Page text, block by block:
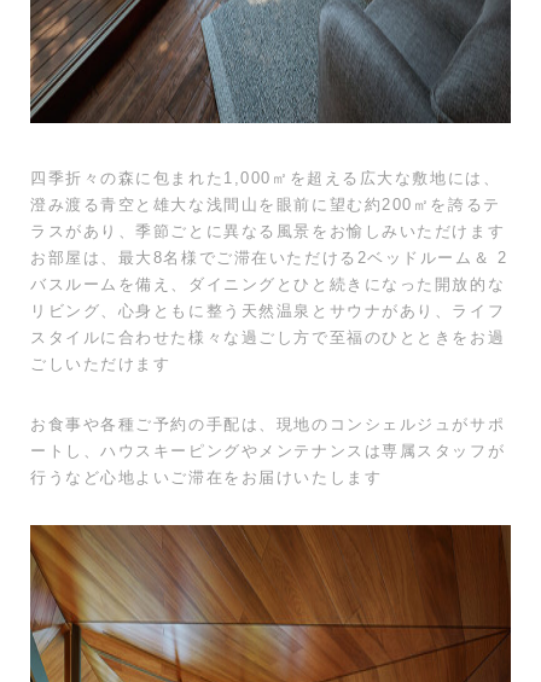
四季折々の森に包まれた1,000㎡を超える広大な敷地には、
澄み渡る青空と雄大な浅間山を眼前に望む約200㎡を誇るテ
ラスがあり、季節ごとに異なる風景をお愉しみいただけます
お部屋は、最大8名様でご滞在いただける2ベッドルーム＆ 2
バスルームを備え、ダイニングとひと続きになった開放的な
リビング、心身ともに整う天然温泉とサウナがあり、ライフ
スタイルに合わせた様々な過ごし方で至福のひとときをお過
ごしいただけます
お食事や各種ご予約の手配は、現地のコンシェルジュがサポ
ートし、ハウスキーピングやメンテナンスは専属スタッフが
行うなど心地よいご滞在をお届けいたします